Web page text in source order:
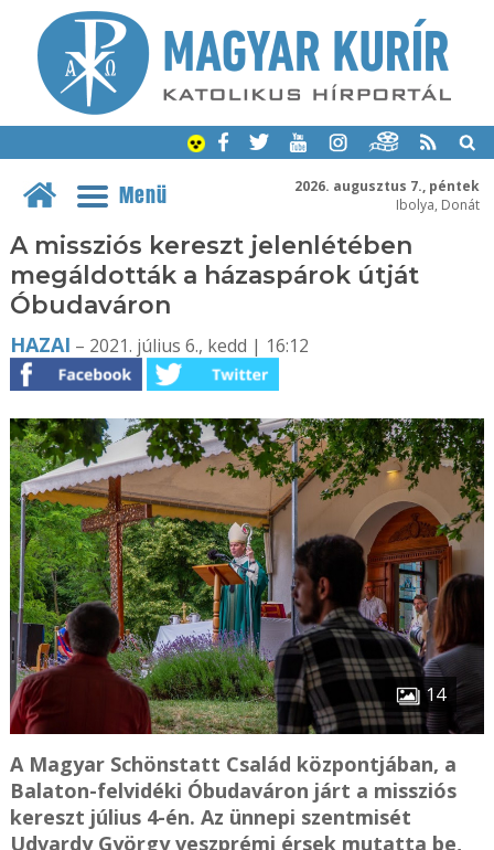
2026. augusztus 7., péntek
Ibolya, Donát
Menü
A missziós kereszt jelenlétében
megáldották a házaspárok útját
Óbudaváron
HAZAI – 2021. július 6., kedd | 16:12
14
A Magyar Schönstatt Család központjában, a
Balaton-felvidéki Óbudaváron járt a missziós
kereszt július 4-én. Az ünnepi szentmisét
Udvardy György veszprémi érsek mutatta be,